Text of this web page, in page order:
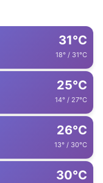
31°C
18° / 31°C
25°C
14° / 27°C
26°C
13° / 30°C
30°C